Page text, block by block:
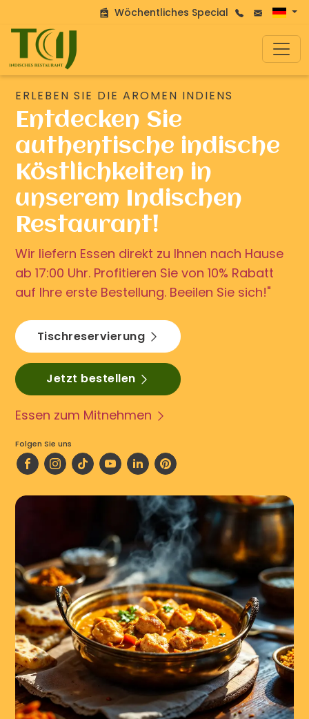
Wöchentliches Special
ERLEBEN SIE DIE AROMEN INDIENS
Entdecken Sie
authentische indische
Köstlichkeiten in
unserem Indischen
Restaurant!
Wir liefern Essen direkt zu Ihnen nach Hause
ab 17:00 Uhr. Profitieren Sie von 10% Rabatt
auf Ihre erste Bestellung. Beeilen Sie sich!"
Tischreservierung
Jetzt bestellen
Essen zum Mitnehmen
Folgen Sie uns